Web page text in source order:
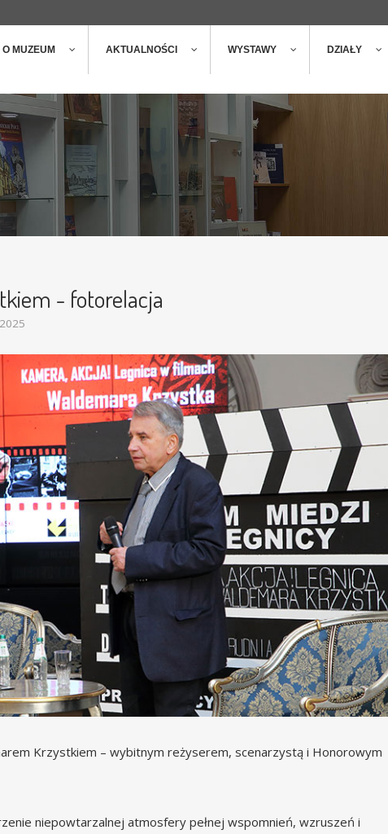
O MUZEUM AKTUALNOŚCI WYSTAWY DZIAŁY
- fotorelacja
Krzystkiem – wybitnym reżyserem, scenarzystą i Honorowym
niepowtarzalnej atmosfery pełnej wspomnień, wzruszeń i